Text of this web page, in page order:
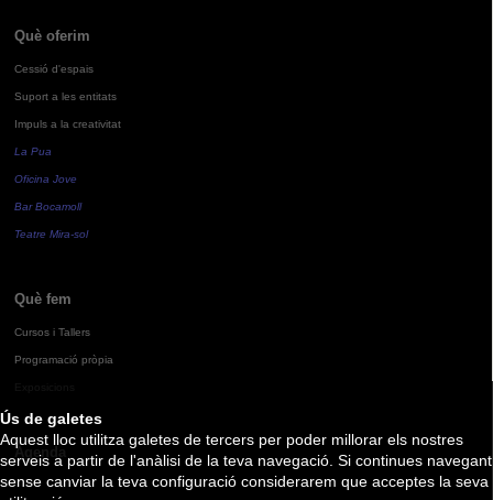
Ús de galetes
Aquest lloc utilitza galetes de tercers per poder millorar els nostres
serveis a partir de l'anàlisi de la teva navegació. Si continues navegant
sense canviar la teva configuració considerarem que acceptes la seva
Què oferim
Cessió d'espais
Suport a les entitats
Impuls a la creativitat
La Pua
Oficina Jove
Bar Bocamoll
Teatre Mira-sol
Què fem
Cursos i Tallers
Programació pròpia
Agenda